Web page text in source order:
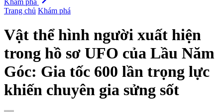
Khám phá
Trang chủ Khám phá
Vật thể hình người xuất hiện
trong hồ sơ UFO của Lầu Năm
Góc: Gia tốc 600 lần trọng lực
khiến chuyên gia sửng sốt